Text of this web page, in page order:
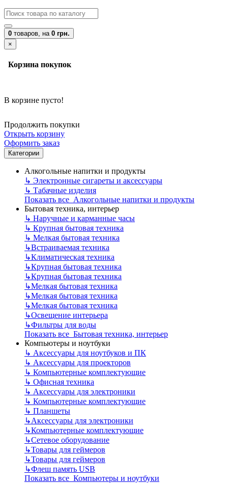
0 товаров, на 0 грн.
×
Корзина покупок
В корзине пусто!
Продолжить покупки
Открыть корзину
Оформить заказ
Категории
Алкогольные напитки и продукты
↳ Электронные сигареты и аксессуары
↳ Табачные изделия
Показать все Алкогольные напитки и продукты
Бытовая техника, интерьер
↳ Наручные и карманные часы
↳ Крупная бытовая техника
↳ Мелкая бытовая техника
↳Встраиваемая техника
↳Климатическая техника
↳Крупная бытовая техника
↳Крупная бытовая техника
↳Мелкая бытовая техника
↳Мелкая бытовая техника
↳Мелкая бытовая техника
↳Освещение интерьера
↳Фильтры для воды
Показать все Бытовая техника, интерьер
Компьютеры и ноутбуки
↳ Аксессуары для ноутбуков и ПК
↳ Аксессуары для проекторов
↳ Компьютерные комплектующие
↳ Офисная техника
↳ Аксессуары для электроники
↳ Компьютерные комплектующие
↳ Планшеты
↳Аксессуары для электроники
↳Компьютерные комплектующие
↳Сетевое оборудование
↳Товары для геймеров
↳Товары для геймеров
↳Флеш память USB
Показать все Компьютеры и ноутбуки